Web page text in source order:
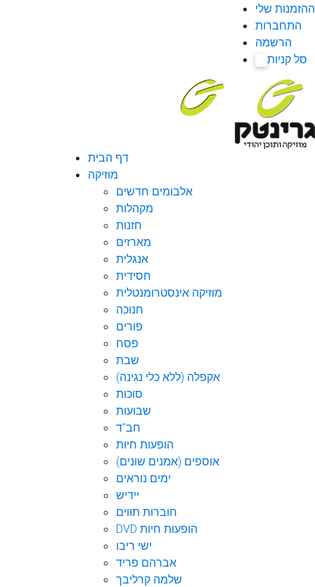
ההזמנות שלי
התחברות
הרשמה
סל קניות
דף הבית
מוזיקה
אלבומים חדשים
מקהלות
חזנות
מארזים
אנגלית
חסידית
מוזיקה אינסטרומנטלית
חנוכה
פורים
פסח
שבת
אקפלה (ללא כלי נגינה)
סוכות
שבועות
חב"ד
הופעות חיות
אוספים (אמנים שונים)
ימים נוראים
יידיש
חוברות תווים
DVD הופעות חיות
ישי ריבו
אברהם פריד
שלמה קרליבך